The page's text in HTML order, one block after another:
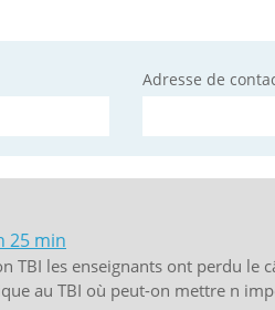
Adresse de
25 min
TBI les enseignants ont perdu
au TBI où peut-on mettre n